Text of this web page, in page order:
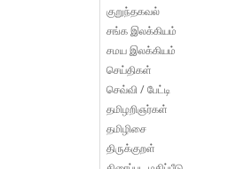
குறுந்தகவல்
சங்க இலக்கியம்
சமய இலக்கியம்
செய்திகள்
செவ்வி / பேட்டி
தமிழறிஞர்கள்
தமிழிசை
திருக்குறள்